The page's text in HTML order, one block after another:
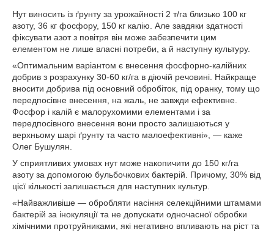
Нут виносить із ґрунту за урожайності 2 т/га близько 100 кг
азоту, 36 кг фосфору, 150 кг калію. Але завдяки здатності
фіксувати азот з повітря він може забезпечити цим
елементом не лише власні потреби, а й наступну культуру.
«Оптимальним варіантом є внесення фосфорно-калійних
добрив з розрахунку 30-60 кг/га в діючій речовині. Найкраще
вносити добрива під основний обробіток, під оранку, тому що
передпосівне внесення, на жаль, не завжди ефективне.
Фосфор і калій є малорухомими елементами і за
передпосівного внесення вони просто залишаються у
верхньому шарі ґрунту та часто малоефективні», — каже
Олег Бушулян.
У сприятливих умовах нут може накопичити до 150 кг/га
азоту за допомогою бульбочкових бактерій. Причому, 30% від
цієї кількості залишається для наступних культур.
«Найважливіше — обробляти насіння селекційними штамами
бактерій за інокуляції та не допускати одночасної обробки
хімічними протруйниками, які негативно впливають на ріст та